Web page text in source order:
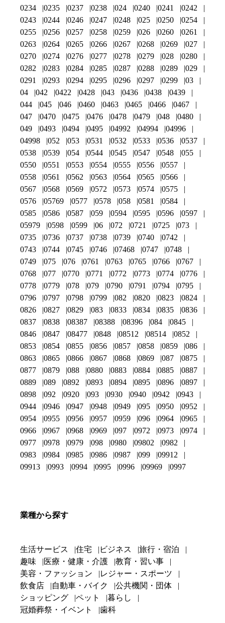
0234
0235 0237 0238 024 0240 0241
0242
0243
0244 0246 0247 0248 025 0250
0254
0255
0256 0257 0258 0259 026 0260
0261
0263
0264 0265 0266 0267 0268 0269
027
0270
0274 0276 0277 0278 0279 028
0280
0282
0283 0284 0285 0287 0288 0289
029
0291
0293 0294 0295 0296 0297 0299
03
04
042 0422 0428 043 0436 0438
0439
044
045 046 0460 0463 0465 0466
0467
047
0470 0475 0476 0478 0479 048
0480
049
0493 0494 0495 04992 04994
04996
04998
052 053 0531 0532 0533 0536
0537
0538
0539 054 0544 0545 0547 0548
055
0550
0551 0553 0554 0555 0556
0557
0558
0561 0562 0563 0564 0565
0566
0567
0568 0569 0572 0573 0574
0575
0576
05769 0577 0578 058 0581
0584
0585
0586 0587 059 0594 0595 0596
0597
05979
0598 0599 06 072 0721 0725
073
0735
0736 0737 0738 0739 0740
0742
0743
0744 0745 0746 07468 0747
0748
0749
075 076 0761 0763 0765 0766
0767
0768
077 0770 0771 0772 0773 0774
0776
0778
0779 078 079 0790 0791 0794
0795
0796
0797 0798 0799 082 0820 0823
0824
0826
0827 0829 083 0833 0834 0835
0836
0837
0838 08387 08388 08396 084
0845
0846
0847 08477 0848 08512 08514
0852
0853
0854 0855 0856 0857 0858 0859
086
0863
0865 0866 0867 0868 0869 087
0875
0877
0879 088 0880 0883 0884 0885
0887
0889
089 0892 0893 0894 0895 0896
0897
0898
092 0920 093 0930 0940 0942
0943
0944
0946 0947 0948 0949 095 0950
0952
0954
0955 0956 0957 0959 096 0964
0965
0966
0967 0968 0969 097 0972 0973
0974
0977
0978 0979 098 0980 09802
0982
0983
0984 0985 0986 0987 099
09912
09913
0993 0994 0995 0996 09969 0997
業種から探す
生活サービス 住宅 ビジネス
旅行・宿泊
趣味
医療・健康・介護
教育・習い事
美容・ファッション
レジャー・スポーツ
飲食店
自動車・バイク
公共機関・団体
ショッピング
ペット
暮らし
冠婚葬祭・イベント
歯科